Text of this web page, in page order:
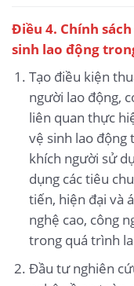
Điều 4. Chính
sinh lao động
Tạo điều kiện
người lao động,
liên quan thực
vệ sinh lao động
khích người sử
dụng các tiêu
tiến, hiện đại và
nghệ cao, công
trong quá trình
Đầu tư nghiên